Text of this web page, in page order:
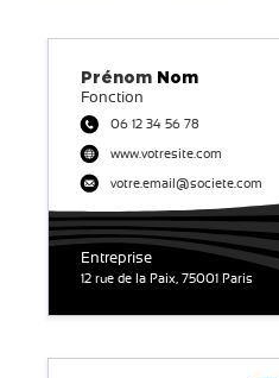
SE
12 rue de la Paix, 75001 Paris
Entreprise
06 12 34 56 78
www.votresite.com
votre.email@societe.com
Fonction
Prénom Nom